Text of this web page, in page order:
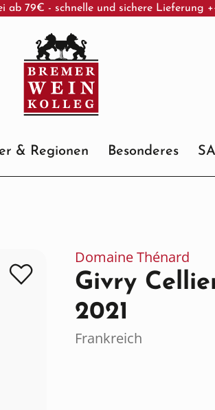
ab 79€ - schnelle und sichere Lieferung
& Regionen Besonderes
Domaine Thénard
Givry
2021
Frankreich